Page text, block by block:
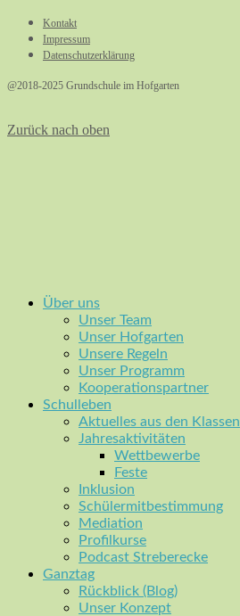
Kontakt
Impressum
Datenschutzerklärung
@2018-2025 Grundschule im Hofgarten
Zurück nach oben
Über uns
Unser Team
Unser Hofgarten
Unsere Regeln
Unser Programm
Kooperationspartner
Schulleben
Aktuelles aus den Klassen
Jahresaktivitäten
Wettbewerbe
Feste
Inklusion
Schülermitbestimmung
Mediation
Profilkurse
Podcast Streberecke
Ganztag
Rückblick (Blog)
Unser Konzept